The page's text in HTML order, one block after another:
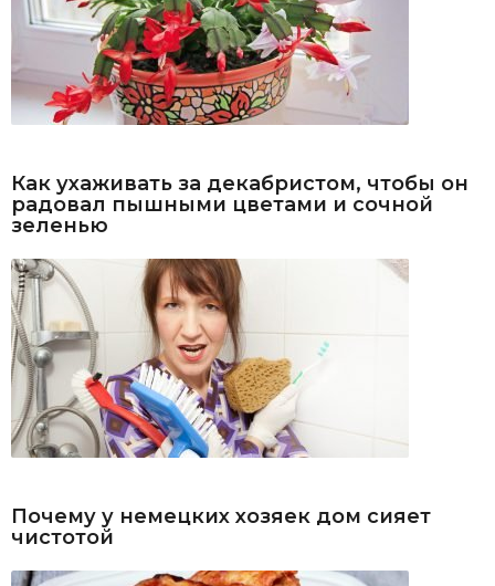
Как ухаживать за декабристом, чтобы он
радовал пышными цветами и сочной
зеленью
Почему у немецких хозяек дом сияет
чистотой